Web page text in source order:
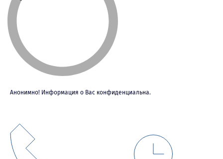
Анонимно! Информация о Вас конфиденциальна.